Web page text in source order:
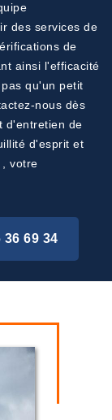
des services de
de
ainsi l'efficacité
qu'un petit
nous dès
d'entretien de
d'esprit et
votre
36 69 34